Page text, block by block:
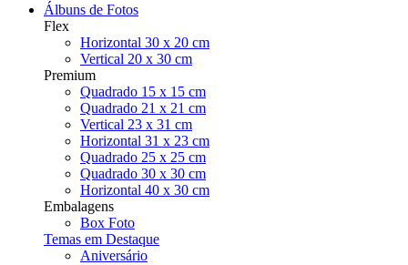
Álbuns de Fotos
Flex
Horizontal 30 x 20 cm
Vertical 20 x 30 cm
Premium
Quadrado 15 x 15 cm
Quadrado 21 x 21 cm
Vertical 23 x 31 cm
Horizontal 31 x 23 cm
Quadrado 25 x 25 cm
Quadrado 30 x 30 cm
Horizontal 40 x 30 cm
Embalagens
Box Foto
Temas em Destaque
Aniversário